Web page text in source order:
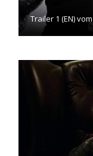
Trailer 1 (EN)